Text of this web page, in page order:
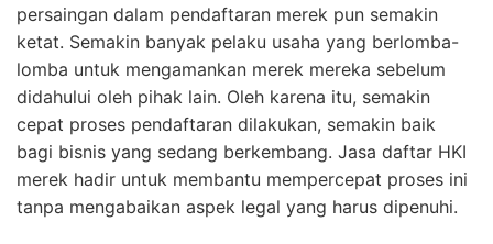
persaingan dalam pendaftaran merek pun semakin
ketat. Semakin banyak pelaku usaha yang berlomba-
lomba untuk mengamankan merek mereka sebelum
didahului oleh pihak lain. Oleh karena itu, semakin
cepat proses pendaftaran dilakukan, semakin baik
bagi bisnis yang sedang berkembang. Jasa daftar HKI
merek hadir untuk membantu mempercepat proses ini
tanpa mengabaikan aspek legal yang harus dipenuhi.